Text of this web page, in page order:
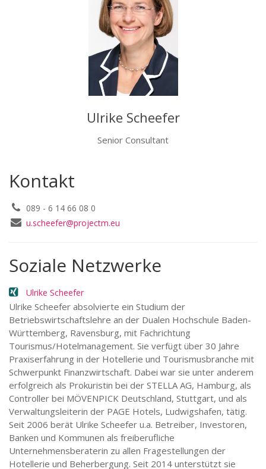
Ulrike Scheefer
Senior Consultant
Kontakt
089 - 6 14 66 08 0
u.scheefer@projectm.eu
Soziale Netzwerke
Ulrike Scheefer
Ulrike Scheefer absolvierte ein Studium der
Betriebswirtschaftslehre an der Dualen Hochschule Baden-
Württemberg, Ravensburg, mit Fachrichtung
Tourismus/Hotelmanagement. Sie verfügt über 30 Jahre
Praxiserfahrung in der Hotellerie und Tourismusbranche mit
Schwerpunkt Finanzwirtschaft. Dabei war sie unter anderem
erfolgreich als Prokuristin bei der STELLA AG, Hamburg, als
Controller bei MÖVENPICK Deutschland, Stuttgart, und als
Verwaltungsleiterin der PAGE Hotels, Ludwigshafen, tätig.
Seit 2006 berät Ulrike Scheefer u.a. Betreiber, Investoren,
Banken und Kommunen als freiberufliche
Unternehmensberaterin zu allen Fragestellungen der
Hotellerie und Beherbergung. Seit 2014 unterstützt sie